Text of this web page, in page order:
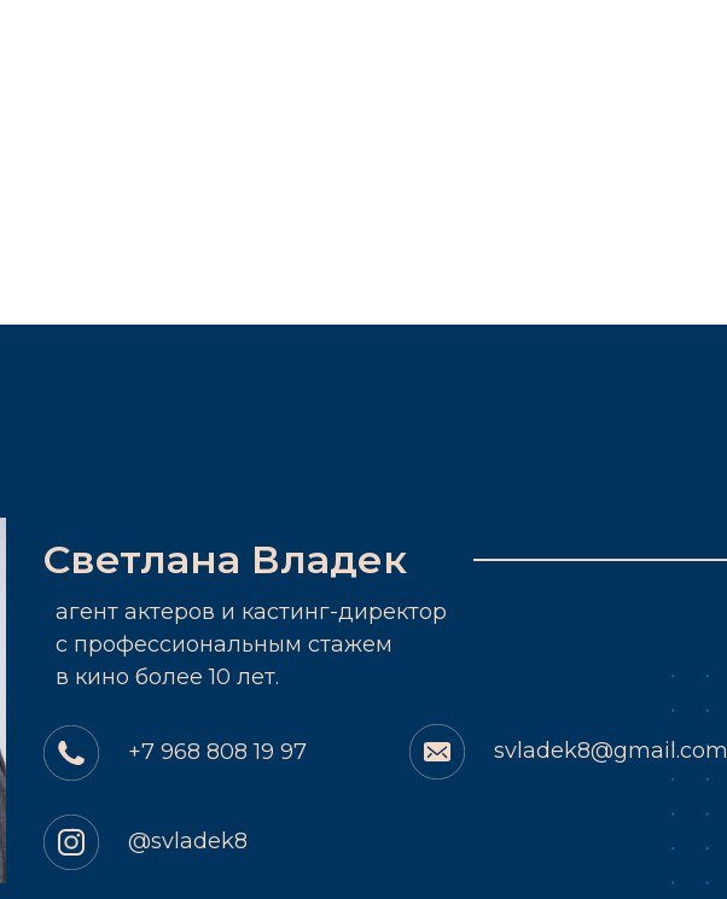
Светлана Владек
агент актеров и кастинг-директор
c профессиональным стажем
в кино более 10 лет.
+7 968 808 19 97 svladek8@gmail.com
@svladek8